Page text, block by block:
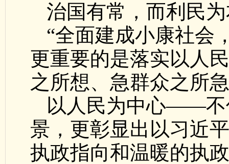
治国有常，而利民
“全面建成小康社会
更重要的是落实以人
之所想、急群众之所
以人民为中心——不
景，更彰显出以习近
执政指向和温暖的执